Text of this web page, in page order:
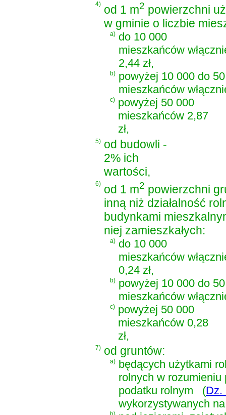
4) od 1 m2 powierzchni
w gminie o liczbie
a) do 10 000
mieszkańców
2,44 zł,
b) powyżej 10 000 do
mieszkańców
c) powyżej 50 000
mieszkańców 2,87
zł,
5) od budowli -
2% ich
wartości,
6) od 1 m2 powierzchni
inną niż działalność
budynkami
niej zamieszkałych:
a) do 10 000
mieszkańców
0,24 zł,
b) powyżej 10 000 do
mieszkańców
c) powyżej 50 000
mieszkańców 0,28
zł,
7) od gruntów:
a)
będących użytkami
rolnych w
podatku rolnym
(Dz.
wykorzystywanych